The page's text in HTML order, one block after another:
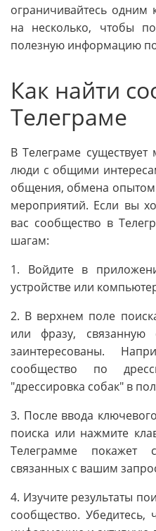
ограничивайтесь одним
на несколько, чтобы
полезную информацию
Как найти
Телеграме
В Телеграме
люди с общими
общения, обмена
мероприятий. Если вы
вас сообщество в
шагам:
1. Войдите в
устройстве или
2. В верхнем поле
или фразу,
заинтересованы.
сообщество по
"дрессировка собак" в
3. После ввода
поиска или нажмите
Телеграмме покажет
связанных с вашим
4. Изучите результаты
сообщество. Убедитесь,